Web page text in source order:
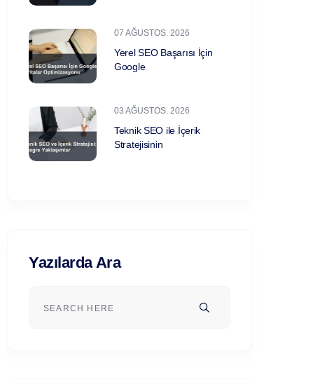
07 AĞUSTOS. 2026
Yerel SEO Başarısı İçin
Google
03 AĞUSTOS. 2026
Teknik SEO ile İçerik
Stratejisinin
Yazılarda Ara